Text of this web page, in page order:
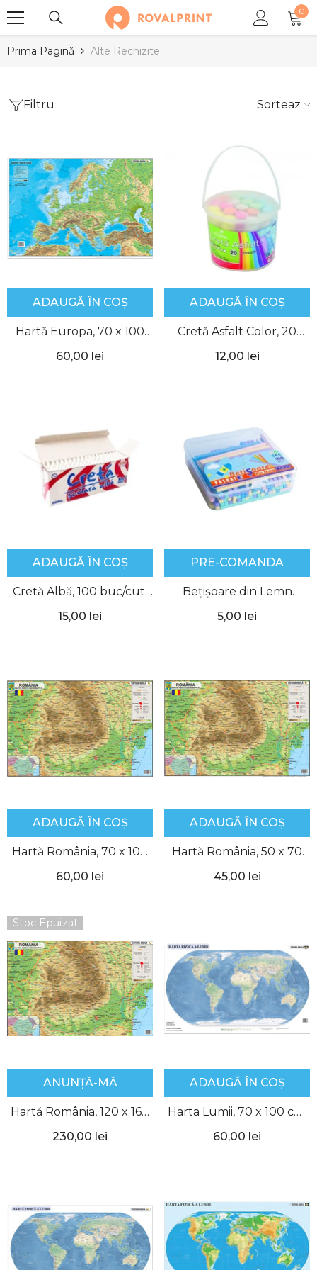
00
Prima Pagină Alte Rechizite
Filtru Sortează
ADAUGĂ ÎN COȘ
Hartă Europa, 70 x 100
cm, Aquila
60,00 lei
ADAUGĂ ÎN COȘ
Cretă Asfalt Color, 20
buc/cut, Ecada
12,00 lei
ADAUGĂ ÎN COȘ
Cretă Albă, 100 buc/cut,
Cretorom
15,00 lei
PRE-COMANDA
Bețișoare din Lemn
pentru Numărat și Sortat,
5,00 lei
ADAUGĂ ÎN COȘ
Hartă România, 70 x 100
cm, Aquila
60,00 lei
ADAUGĂ ÎN COȘ
Hartă România, 50 x 70
cm, Aquila
45,00 lei
Stoc Epuizat
ANUNȚĂ-MĂ
Hartă România, 120 x 160
cm, Aquila
230,00 lei
ADAUGĂ ÎN COȘ
Harta Lumii, 70 x 100 cm,
Aquila
60,00 lei